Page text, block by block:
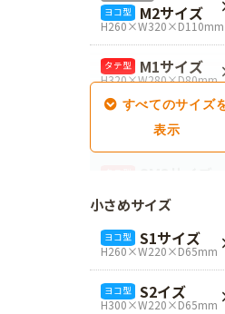
ヨコ型 M2サイズ
H260×W320×D110mm
タテ型 M1サイズ
H320×W280×D80mm
SM1サイズ
H280×W260×D100mm
SM3サイズ
H360×W260×D100mm
L4サイズ
H360×W320×D110mm
小さめサイズ
ヨコ型 S1サイズ
H260×W220×D65mm
ヨコ型 S2イズ
H300×W220×D65mm